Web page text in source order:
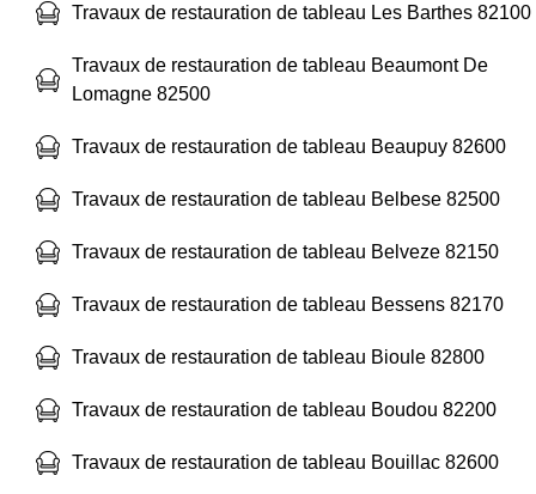
Travaux de restauration de tableau Les Barthes 82100
Travaux de restauration de tableau Beaumont De
Lomagne 82500
Travaux de restauration de tableau Beaupuy 82600
Travaux de restauration de tableau Belbese 82500
Travaux de restauration de tableau Belveze 82150
Travaux de restauration de tableau Bessens 82170
Travaux de restauration de tableau Bioule 82800
Travaux de restauration de tableau Boudou 82200
Travaux de restauration de tableau Bouillac 82600